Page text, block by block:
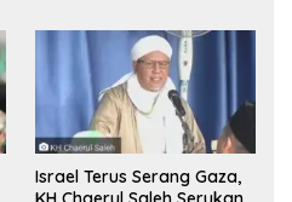
Israel Terus Serang Gaza,